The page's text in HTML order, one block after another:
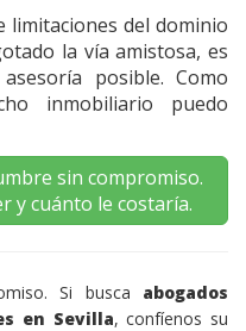
limitaciones del dominio
la vía amistosa, es
posible. Como
inmobiliario puedo
sin compromiso.
y cuánto le costaría.
Si busca abogados
en Sevilla, confíenos su